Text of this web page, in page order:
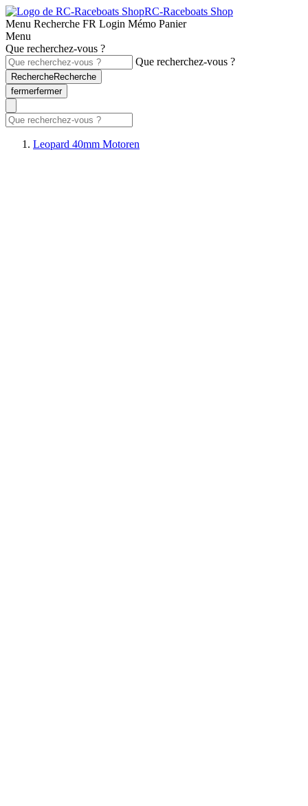
RC-Raceboats Shop
Menu Recherche FR Login Mémo Panier
Menu
Que recherchez-vous ?
Que recherchez-vous ?
RechercheRecherche
fermerfermer
Leopard 40mm Motoren